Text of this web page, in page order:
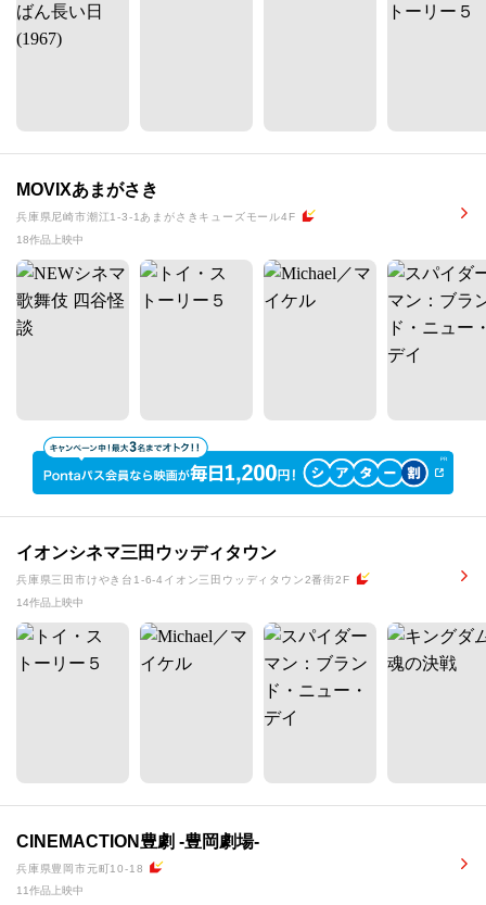
MOVIXあまがさき
兵庫県尼崎市潮江1-3-1あまがさきキューズモール4F
18作品上映中
イオンシネマ三田ウッディタウン
兵庫県三田市けやき台1-6-4イオン三田ウッディタウン2番街2F
14作品上映中
CINEMACTION豊劇 -豊岡劇場-
兵庫県豊岡市元町10-18
11作品上映中